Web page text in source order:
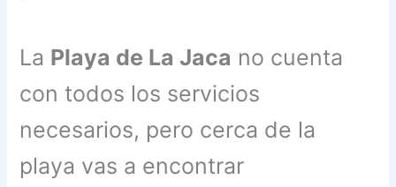
La Playa de La Jaca no cuenta
con todos los servicios
necesarios, pero cerca de la
playa vas a encontrar